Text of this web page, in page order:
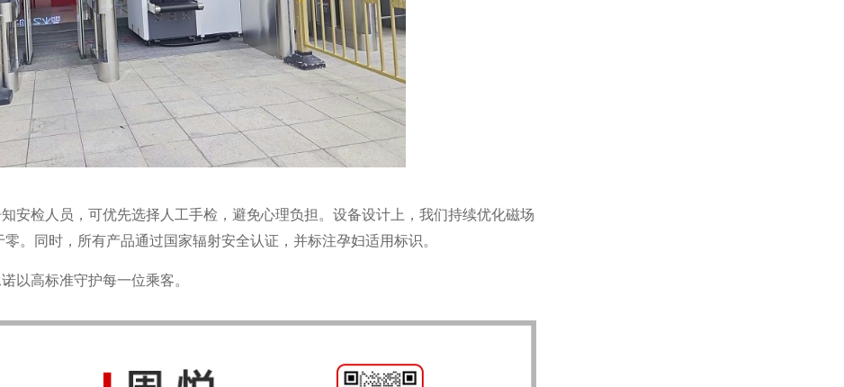
安检人员，可优先选择人工手检，避免心理负担。设备设计上，我们持续优化磁场
。同时，所有产品通过国家辐射安全认证，并标注孕妇适用标识。
以高标准守护每一位乘客。